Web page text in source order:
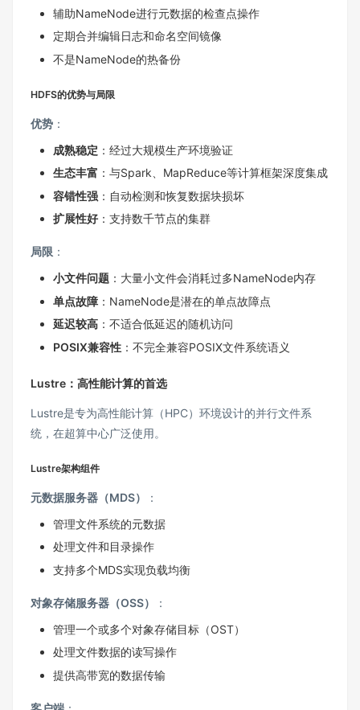
辅助NameNode进行元数据的检查点操作
定期合并编辑日志和命名空间镜像
不是NameNode的热备份
HDFS的优势与局限
优势 ：
成熟稳定 ：经过大规模生产环境验证
生态丰富 ：与Spark、MapReduce等计算框架深度集成
容错性强 ：自动检测和恢复数据块损坏
扩展性好 ：支持数千节点的集群
局限 ：
小文件问题 ：大量小文件会消耗过多NameNode内存
单点故障 ：NameNode是潜在的单点故障点
延迟较高 ：不适合低延迟的随机访问
POSIX兼容性 ：不完全兼容POSIX文件系统语义
Lustre：高性能计算的首选
Lustre是专为高性能计算（HPC）环境设计的并行文件系
统，在超算中心广泛使用。
Lustre架构组件
元数据服务器（MDS）
：
管理文件系统的元数据
处理文件和目录操作
支持多个MDS实现负载均衡
对象存储服务器（OSS）
：
管理一个或多个对象存储目标（OST）
处理文件数据的读写操作
提供高带宽的数据传输